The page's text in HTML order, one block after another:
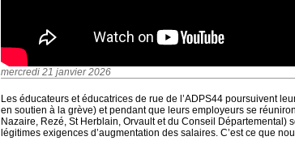
mercredi 21 janvier 2026
Les éducateurs et éducatrices de rue de l’ADPS44 poursuivent
en soutien à la grève) et pendant que leurs employeurs se
Nazaire, Rezé, St Herblain, Orvault et du Conseil
légitimes exigences d’augmentation des salaires. C’est ce que